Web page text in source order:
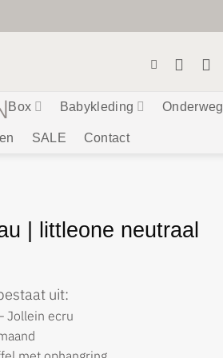
Box Babykleding Onderweg
SALE Contact
| littleone neutraal
uit:
Jollein ecru